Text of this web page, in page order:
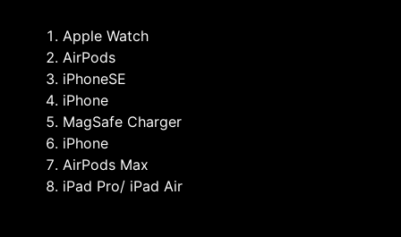
Apple Watch
AirPods
iPhoneSE
iPhone
MagSafe Charger
iPhone
AirPods Max
iPad Pro/ iPad Air